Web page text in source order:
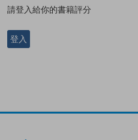
請登入給你的書籍評分
登入